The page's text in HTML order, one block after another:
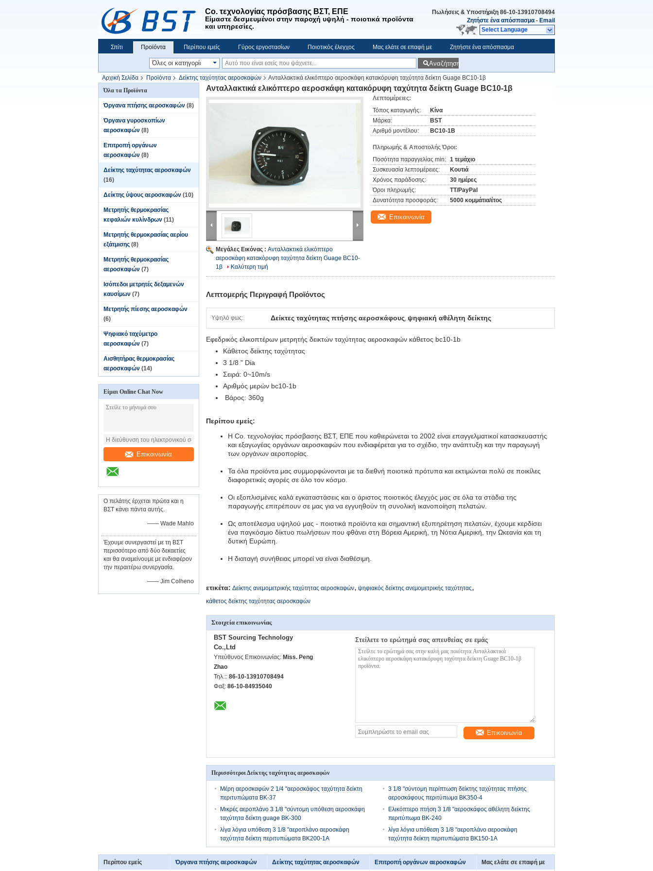
Co. τεχνολογίας πρόσβασης ΒΣΤ, ΕΠΕ
Είμαστε δεσμευμένοι στην παροχή υψηλή - ποιοτικά προϊόντα
και υπηρεσίες.
Πωλήσεις & Υποστήριξη 86-10-13910708494
Ζητήστε ένα απόσπασμα - Email
Select Language
Σπίτι Προϊόντα Περίπου εμείς Γύρος εργοστασίων Ποιοτικός έλεγχος Μας ελάτε σε επαφή με Ζητήστε ένα απόσπασμα
Αναζήτηση
Αρχική Σελίδα Προϊόντα Δείκτης ταχύτητας αεροσκαφών
Ανταλλακτικά ελικόπτερο αεροσκάφη κατακόρυφη ταχύτητα δείκτη Guage BC10-1β
Όλα τα Προϊόντα
Όργανα πτήσης αεροσκαφών (8)
Όργανα γυροσκοπίων
αεροσκαφών (8)
Επιτροπή οργάνων
αεροσκαφών (8)
Δείκτης ταχύτητας αεροσκαφών
(16)
Δείκτης ύψους αεροσκαφών (10)
Μετρητής θερμοκρασίας
κεφαλιών κυλίνδρων (11)
Μετρητής θερμοκρασίας αερίου
εξάτμισης (8)
Μετρητής θερμοκρασίας
αεροσκαφών (7)
Ισόπεδοι μετρητές δεξαμενών
καυσίμων (7)
Μετρητής πίεσης αεροσκαφών
(6)
Ψηφιακό ταχύμετρο
αεροσκαφών (7)
Αισθητήρας θερμοκρασίας
αεροσκαφών (14)
Είμαι Online Chat Now
Επικοινωνία
Ο πελάτης έρχεται πρώτα και η
ΒΣΤ κάνει πάντα αυτής.
—— Wade Mahlo
Έχουμε συνεργαστεί με τη ΒΣΤ
περισσότερο από δύο δεκαετίες
και θα αναμείνουμε με ενδιαφέρον
την περαιτέρω συνεργασία.
—— Jim Colheno
Ανταλλακτικά ελικόπτερο αεροσκάφη κατακόρυφη ταχύτητα δείκτη Guage BC10-1β
Μεγάλες Εικόνας : Ανταλλακτικά ελικόπτερο
αεροσκάφη κατακόρυφη ταχύτητα δείκτη Guage BC10-
1β
Καλύτερη τιμή
Λεπτομέρειες:
Τόπος καταγωγής:
Κίνα
Μάρκα:
BST
Αριθμό μοντέλου:
BC10-1Β
Πληρωμής & Αποστολής Όροι:
Ποσότητα παραγγελίας min: 1 τεμάχιο
Συσκευασία λεπτομέρειες:
Κουτιά
Χρόνος παράδοσης:
30 ημέρες
Όροι πληρωμής:
TT/PayPal
Δυνατότητα προσφοράς:
5000 κομμάτια/έτος
Επικοινωνία
Λεπτομερής Περιγραφή Προϊόντος
Υψηλό φως: Δείκτες ταχύτητας πτήσης αεροσκάφους, ψηφιακή αθέλητη δείκτης
Εφεδρικός ελικοπτέρων μετρητής δεικτών ταχύτητας αεροσκαφών κάθετος bc10-1b
Κάθετος δείκτης ταχύτητας
3 1/8 " Dia
Σειρά: 0~10m/s
Αριθμός μερών bc10-1b
Βάρος: 360g
Περίπου εμείς:
Η Co. τεχνολογίας πρόσβασης ΒΣΤ, ΕΠΕ που καθιερώνεται το 2002 είναι επαγγελματικοί κατασκευαστής
και εξαγωγέας οργάνων αεροσκαφών που ενδιαφέρεται για το σχέδιο, την ανάπτυξη και την παραγωγή
των οργάνων αεροπορίας.
Τα όλα προϊόντα μας συμμορφώνονται με τα διεθνή ποιοτικά πρότυπα και εκτιμώνται πολύ σε ποικίλες
διαφορετικές αγορές σε όλο τον κόσμο.
Οι εξοπλισμένες καλά εγκαταστάσεις και ο άριστος ποιοτικός έλεγχός μας σε όλα τα στάδια της
παραγωγής επιτρέπουν σε μας για να εγγυηθούν τη συνολική ικανοποίηση πελατών.
Ως αποτέλεσμα υψηλού μας - ποιοτικά προϊόντα και σημαντική εξυπηρέτηση πελατών, έχουμε κερδίσει
ένα παγκόσμιο δίκτυο πωλήσεων που φθάνει στη Βόρεια Αμερική, τη Νότια Αμερική, την Ωκεανία και τη
δυτική Ευρώπη.
Η διαταγή συνήθειας μπορεί να είναι διαθέσιμη.
ετικέτα: Δείκτης ανεμομετρικής ταχύτητας αεροσκαφών, ψηφιακός δείκτης ανεμομετρικής ταχύτητας,
κάθετος δείκτης ταχύτητας αεροσκαφών
Στοιχεία επικοινωνίας
BST Sourcing Technology
Co.,Ltd
Υπεύθυνος Επικοινωνίας: Miss. Peng
Zhao
Τηλ.:: 86-10-13910708494
Φαξ: 86-10-84935040
Στείλετε το ερώτημά σας απευθείας σε εμάς
Επικοινωνία
Περισσότεροι Δείκτης ταχύτητας αεροσκαφών
Μέρη αεροσκαφών 2 1/4 "αεροσκάφος ταχύτητα δείκτη
περιτυπώματα BK-37
3 1/8 "σύντομη περίπτωση δείκτης ταχύτητας πτήσης
αεροσκάφους περιτύπωμα BK350-4
Μικρές αεροπλάνο 3 1/8 "σύντομη υπόθεση αεροσκάφη
ταχύτητα δείκτη guage BK-300
Ελικόπτερο πτήση 3 1/8 "αεροσκάφος αθέλητη δείκτης
περιτύπωμα BK-240
λίγα λόγια υπόθεση 3 1/8 "αεροπλάνο αεροσκάφη
ταχύτητα δείκτη περιτυπώματα BK200-1A
λίγα λόγια υπόθεση 3 1/8 "αεροπλάνο αεροσκάφη
ταχύτητα δείκτη περιτυπώματα BK150-1A
Περίπου εμείς Όργανα πτήσης αεροσκαφών Δείκτης ταχύτητας αεροσκαφών Επιτροπή οργάνων αεροσκαφών Μας ελάτε σε επαφή με